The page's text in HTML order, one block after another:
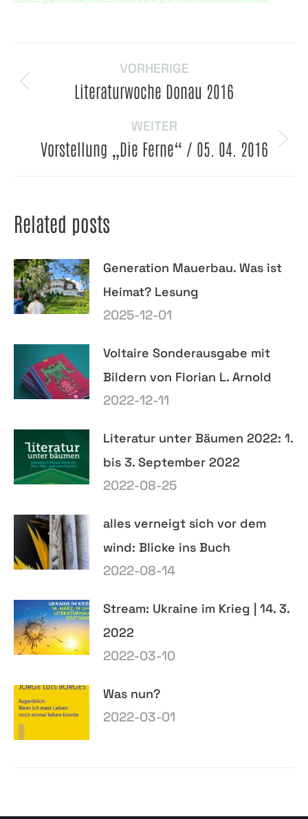
Beitragsnavigation
VORHERIGE
Vorheriger
Literaturwoche Donau 2016
WEITER
Nächster
Vorstellung „Die Ferne“ / 05. 04. 2016
Related posts
Generation Mauerbau. Was ist
Heimat? Lesung
2025-12-01
Voltaire Sonderausgabe mit
Bildern von Florian L. Arnold
2022-12-11
Literatur unter Bäumen 2022: 1.
bis 3. September 2022
2022-08-25
alles verneigt sich vor dem
wind: Blicke ins Buch
2022-08-14
Stream: Ukraine im Krieg | 14. 3.
2022
2022-03-10
Was nun?
2022-03-01